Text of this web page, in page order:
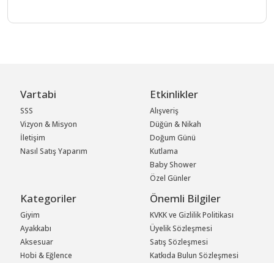
Vartabi
SSS
Vizyon & Misyon
İletişim
Nasıl Satış Yaparım
Etkinlikler
Alışveriş
Düğün & Nikah
Doğum Günü
Kutlama
Baby Shower
Özel Günler
Kategoriler
Giyim
Ayakkabı
Aksesuar
Hobi & Eğlence
Önemli Bilgiler
KVKK ve Gizlilik Politikası
Üyelik Sözleşmesi
Satış Sözleşmesi
Katkıda Bulun Sözleşmesi